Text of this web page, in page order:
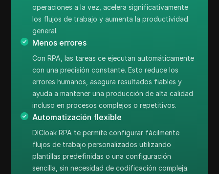
operaciones a la vez, acelera significativamente
los flujos de trabajo y aumenta la productividad
general.
Menos errores
Con RPA, las tareas се ejecutan automáticamente
con una precisión constante. Esto reduce los
errores humanos, asegura resultados fiables y
ayuda a mantener una producción de alta calidad
incluso en procesos complejos o repetitivos.
Automatización flexible
DICloak RPA te permite configurar fácilmente
flujos de trabajo personalizados utilizando
plantillas predefinidas o una configuración
sencilla, sin necesidad de codificación compleja.